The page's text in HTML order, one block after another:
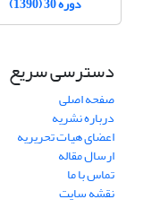
دسترسی سریع
صفحه اصلی
درباره نشریه
اعضای هیات تحریریه
ارسال مقاله
تماس با ما
نقشه سایت